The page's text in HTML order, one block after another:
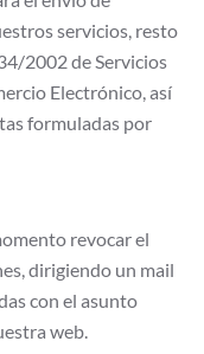
servicios, resto
2002 de Servicios
Electrónico, así
formuladas por
revocar el
dirigiendo un mail
con el asunto
web.